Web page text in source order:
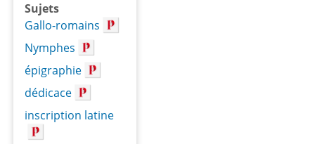
Sujets
Gallo-romains
Nymphes
épigraphie
dédicace
inscription latine